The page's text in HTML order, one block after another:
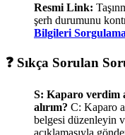
Resmi Link:
şerh durumunu
Bilgileri Sorgulama
❓ Sıkça Sorulan
S: Kaparo verdim
alırım? C: Kaparo
belgesi düzenleyin